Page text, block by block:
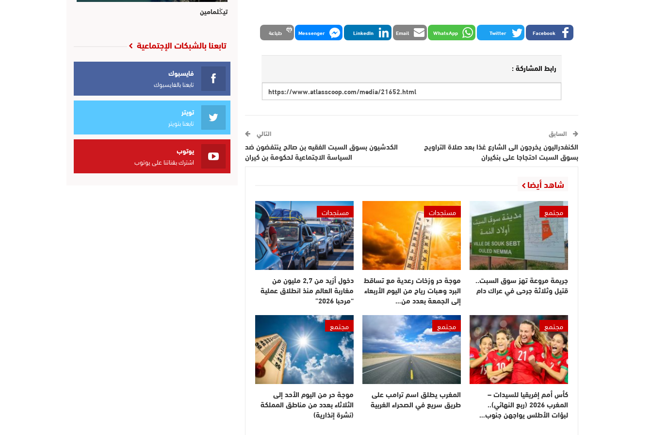
Facebook
Twitter
WhatsApp
Email
LinkedIn
Messenger طباعة
رابط المشاركة :
السابق
الكنفدراليون يخرجون الى الشارع غذا بعد صلاة التراويح
بسوق السبت احتجاجا على بنكيران
التالي
الكدشيون بسوق السبت الفقيه بن صالح ينتفضون ضد
السياسة الاجتماعية لحكومة بن كيران
شاهد أيضا
مجتمع
جريمة مروعة تهز سوق السبت..
قتيل وثلاثة جرحى في عراك دام
مستجدات
موجة حر وزخات رعدية مع تساقط
البرد وهبات رياح من اليوم الأربعاء
إلى الجمعة بعدد من…
مستجدات
دخول أزيد من 2,7 مليون من
مغاربة العالم منذ انطلاق عملية
“مرحبا 2026”
مجتمع
كأس أمم إفريقيا للسيدات –
المغرب 2026 (ربع النهائي)..
لبؤات الأطلس يواجهن جنوب…
مجتمع
المغرب يطلق اسم ترامب على
طريق سريع في الصحراء الغربية
مجتمع
موجة حر من اليوم الأحد إلى
الثلاثاء بعدد من مناطق المملكة
(نشرة إنذارية)
تيڭلمامين
تابعنا بالشبكات الإجتماعية
فايسبوك
تابعنا بالفايسبوك
تويتر
تابعنا بتويتر
يوتوب
اشترك بقناتنا على يوتوب